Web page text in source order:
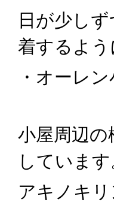
日が少し
着するよ
・オーレ
小屋周辺
しています
アキノキ